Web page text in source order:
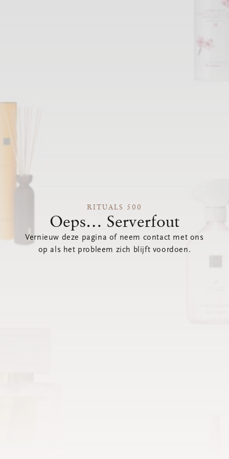
RITUALS 500
Oeps… Serverfout
Vernieuw deze pagina of neem contact met ons
op als het probleem zich blijft voordoen.